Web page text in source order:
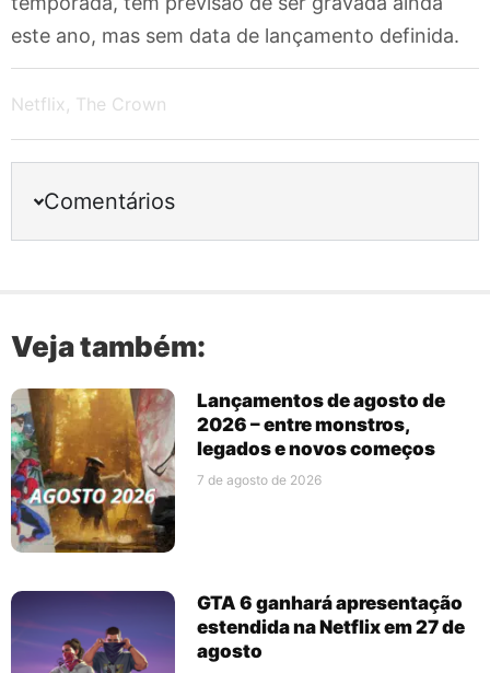
este ano, mas sem data de lançamento definida.
Netflix , The Crown
Comentários
Veja também:
Lançamentos de agosto de
2026 – entre monstros,
legados e novos começos
7 de agosto de 2026
GTA 6 ganhará apresentação
estendida na Netflix em 27 de
agosto